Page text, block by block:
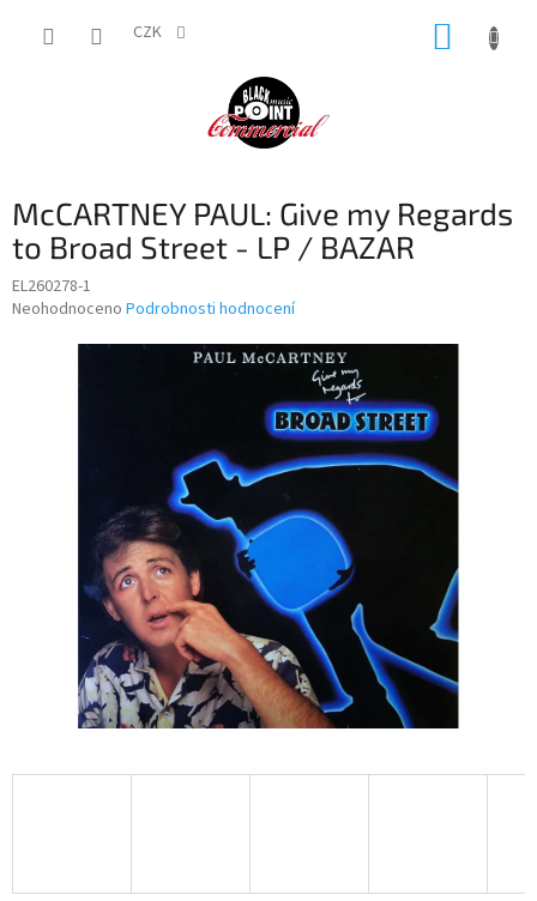
CZK
McCARTNEY PAUL: Give my Regards
to Broad Street - LP / BAZAR
EL260278-1
Průměrné
Neohodnoceno Podrobnosti hodnocení